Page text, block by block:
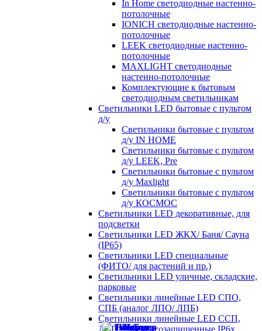
In Home светодиодные настенно-
потолочные
IONICH светодиодные настенно-
потолочные
LEEK светодиодные настенно-
потолочные
MAXLIGHT светодиодные
настенно-потолочные
Комплектующие к бытовым
светодиодным светильникам
Светильники LED бытовые с пультом
д/у
Светильники бытовые с пультом
д/у IN HOME
Светильники бытовые с пультом
д/у LEEK, Pre
Светильники бытовые с пультом
д/у Maxlight
Светильники бытовые с пультом
д/у КОСМОС
Светильники LED декоративные, для
подсветки
Светильники LED ЖКХ/ Баня/ Сауна
(IP65)
Светильники LED специальные
(ФИТО/ для растений и пр.)
Светильники LED уличные, складские,
парковые
Светильники линейные LED СПО,
СПБ (аналог ЛПО/ ЛПБ)
Светильники линейные LED ССП,